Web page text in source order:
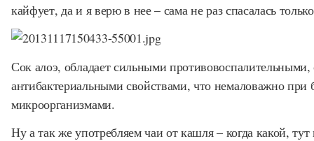
кайфует, да и я верю в нее – сама не раз спасалась
Сок алоэ, обладает сильными
антибактериальными свойствами, что немаловажно при
микроорганизмами.
Ну а так же употребляем чаи от кашля – когда какой,